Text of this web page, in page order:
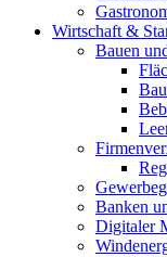
Wirtschaft &
Bauen
Banken
Digitaler